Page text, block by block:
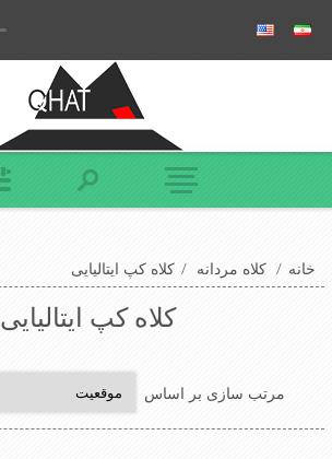
خانه / کلاه مردانه / کلاه کپ ایتالیایی
کلاه کپ ایتالیایی
مرتب سازی بر اساس